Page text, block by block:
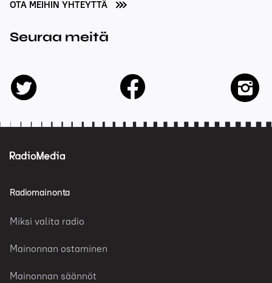
OTA MEIHIN YHTEYTTÄ
Seuraa meitä
twitter facebook
Radiomainonta
Miksi valita radio
Mainonnan ostaminen
Mainonnan säännöt